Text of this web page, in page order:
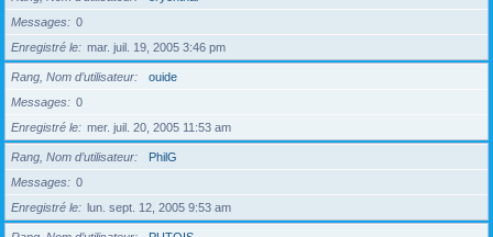
Messages
0
Enregistré le
mar. juil. 19, 2005 3:46 pm
Rang, Nom d’utilisateur
ouide
Messages
0
Enregistré le
mer. juil. 20, 2005 11:53 am
Rang, Nom d’utilisateur
PhilG
Messages
0
Enregistré le
lun. sept. 12, 2005 9:53 am